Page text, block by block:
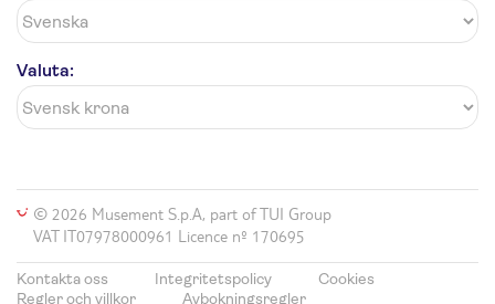
Valuta:
© 2026 Musement S.p.A, part of TUI Group
VAT IT07978000961 Licence nº 170695
Kontakta oss Integritetspolicy
Cookies
Regler och villkor
Avbokningsregler